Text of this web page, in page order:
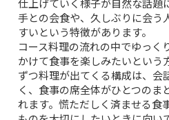
仕上げていく様子が自然な話題
手との会食や、久しぶりに会う
すいという特徴があります。
コース料理の流れの中でゆっく
かけて食事を楽しみたいという
ずつ料理が出てくる構成は、会
く、食事の席全体がひとつのま
れます。慌ただしく済ませる食